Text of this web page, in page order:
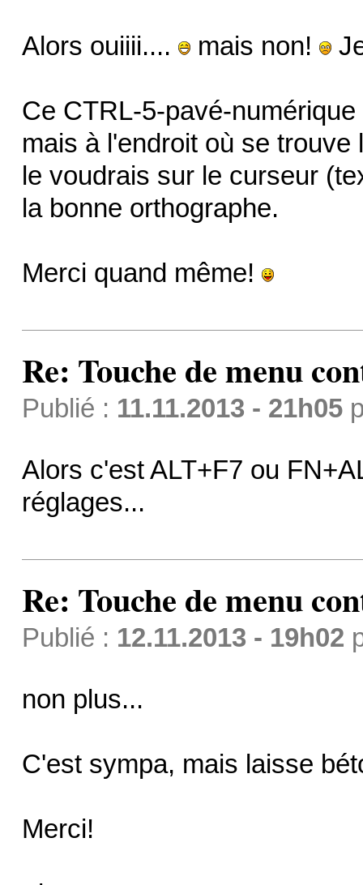
Alors ouiiii.... mais non!
Ce CTRL-5-pavé-
mais à l'endroit où se
le voudrais sur le curseur
la bonne orthographe.
Merci quand même!
Re: Touche de menu
Publié : 11.11.2013 - 21h05
Alors c'est ALT+F7 ou
réglages...
Re: Touche de menu
Publié : 12.11.2013 - 19h02
non plus...
C'est sympa, mais laisse
Merci!